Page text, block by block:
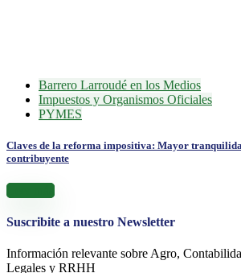
Barrero Larroudé en los Medios
Impuestos y Organismos Oficiales
PYMES
Claves de la reforma impositiva: Mayor
contribuyente
Suscribite a nuestro Newsletter
Información relevante sobre Agro,
Legales y RRHH